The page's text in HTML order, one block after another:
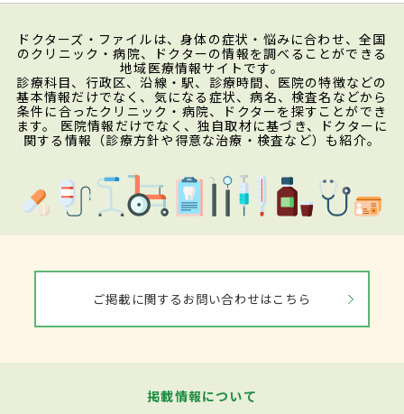
ドクターズ・ファイルは、身体の症状・悩みに合わせ、全国
のクリニック・病院、ドクターの情報を調べることができる
地域医療情報サイトです。
診療科目、行政区、沿線・駅、診療時間、医院の特徴などの
基本情報だけでなく、気になる症状、病名、検査名などから
条件に合ったクリニック・病院、ドクターを探すことができ
ます。 医院情報だけでなく、独自取材に基づき、ドクターに
関する情報（診療方針や得意な治療・検査など）も紹介。
ご掲載に関するお問い合わせはこちら
掲載情報について